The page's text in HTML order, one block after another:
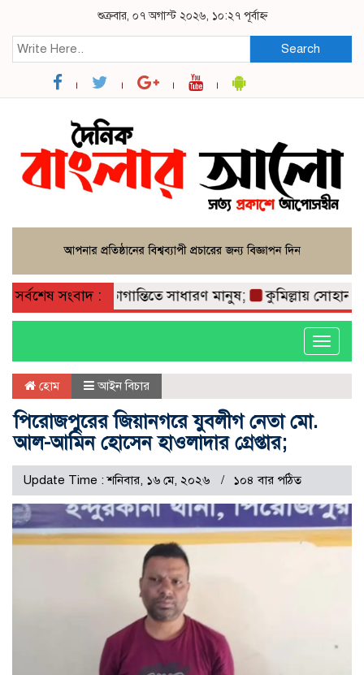
শুক্রবার, ০৭ অগাস্ট ২০২৬, ১০:২৭ পূর্বাহ্ন
Search
সর্বশেষ সংবাদ :
সবজির দাম, ভোগান্তিতে সাধারণ মানুষ; কুমিল্লায় সোহান
Toggle
হোম আইন বিচার
পিরোজপুরের জিয়ানগরে যুবলীগ নেতা মো.
আল-আমিন হোসেন হাওলাদার গ্রেপ্তার;
Update Time : শনিবার, ১৬ মে, ২০২৬ ১০৪ বার পঠিত